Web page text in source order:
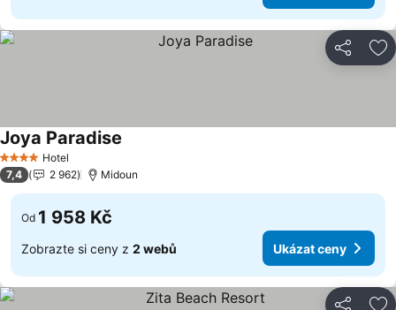
Sdílet
4 Počet hvězdiček
Hotel
Joya Paradise
7,4 2 962 Midoun
Od 1 958 Kč
Zobrazte si ceny z 2 webů Ukázat ceny